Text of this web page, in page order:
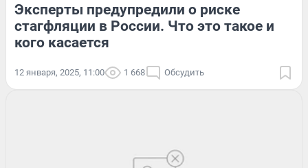
Эксперты предупредили о риске
стагфляции в России. Что это такое и
кого касается
12 января, 2025, 11:00 1 668 Обсудить